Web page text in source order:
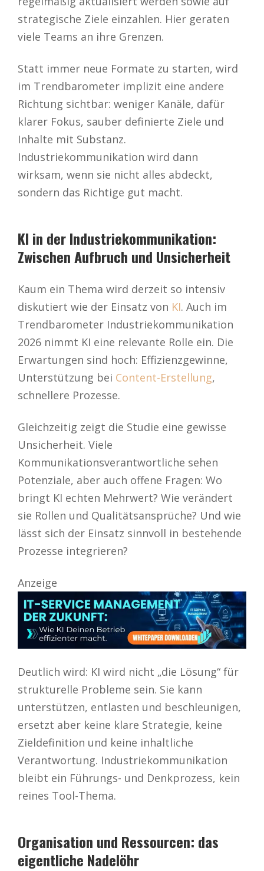
strategische Ziele einzahlen. Hier geraten
viele Teams an ihre Grenzen.
Statt immer neue Formate zu starten, wird
im Trendbarometer implizit eine andere
Richtung sichtbar: weniger Kanäle, dafür
klarer Fokus, sauber definierte Ziele und
Inhalte mit Substanz.
Industriekommunikation wird dann
wirksam, wenn sie nicht alles abdeckt,
sondern das Richtige gut macht.
KI in der Industriekommunikation:
Zwischen Aufbruch und Unsicherheit
Kaum ein Thema wird derzeit so intensiv
diskutiert wie der Einsatz von KI. Auch im
Trendbarometer Industriekommunikation
2026 nimmt KI eine relevante Rolle ein. Die
Erwartungen sind hoch: Effizienzgewinne,
Unterstützung bei Content-Erstellung,
schnellere Prozesse.
Gleichzeitig zeigt die Studie eine gewisse
Unsicherheit. Viele
Kommunikationsverantwortliche sehen
Potenziale, aber auch offene Fragen: Wo
bringt KI echten Mehrwert? Wie verändert
sie Rollen und Qualitätsansprüche? Und wie
lässt sich der Einsatz sinnvoll in bestehende
Prozesse integrieren?
Anzeige
Deutlich wird: KI wird nicht „die Lösung“ für
strukturelle Probleme sein. Sie kann
unterstützen, entlasten und beschleunigen,
ersetzt aber keine klare Strategie, keine
Zieldefinition und keine inhaltliche
Verantwortung. Industriekommunikation
bleibt ein Führungs- und Denkprozess, kein
reines Tool-Thema.
Organisation und Ressourcen: das
eigentliche Nadelöhr